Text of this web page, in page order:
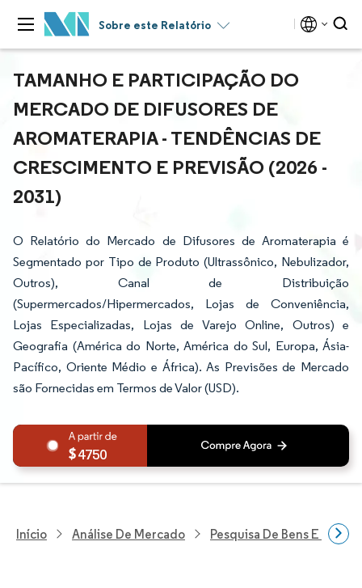
Sobre este Relatório
TAMANHO E PARTICIPAÇÃO DO
MERCADO DE DIFUSORES DE
AROMATERAPIA - TENDÊNCIAS DE
CRESCIMENTO E PREVISÃO (2026 -
2031)
O Relatório do Mercado de Difusores de Aromaterapia é
Segmentado por Tipo de Produto (Ultrassônico, Nebulizador,
Outros), Canal de Distribuição
(Supermercados/Hipermercados, Lojas de Conveniência,
Lojas Especializadas, Lojas de Varejo Online, Outros) e
Geografia (América do Norte, América do Sul, Europa, Ásia-
Pacífico, Oriente Médio e África). As Previsões de Mercado
são Fornecidas em Termos de Valor (USD).
4750
Início Análise De Mercado Pesquisa De Bens E